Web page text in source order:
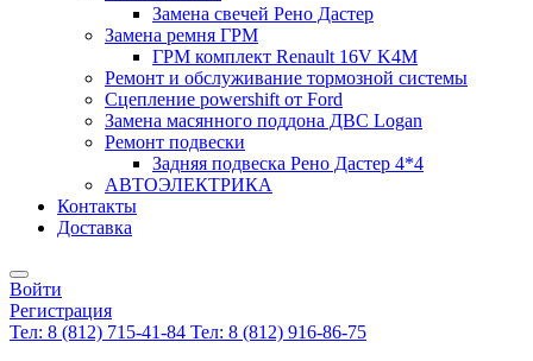
Замена свечей Рено Дастер
Замена ремня ГРМ
ГРМ комплект Renault 16V K4M
Ремонт и обслуживание тормозной системы
Сцепление powershift от Ford
Замена масянного поддона ДВС Logan
Ремонт подвески
Задняя подвеска Рено Дастер 4*4
АВТОЭЛЕКТРИКА
Контакты
Доставка
Войти
Регистрация
Тел: 8 (812) 715-41-84 Тел: 8 (812) 916-86-75